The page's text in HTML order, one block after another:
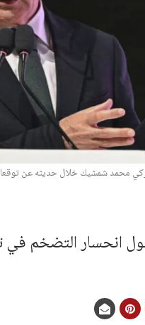
محمد شمشيك خلال حديثه عن
انحسار التضخم